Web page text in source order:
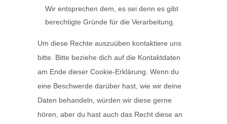
Wir entsprechen dem, es sei denn es gibt
berechtigte Gründe für die Verarbeitung.
Um diese Rechte auszuüben kontaktiere uns
bitte. Bitte beziehe dich auf die Kontaktdaten
am Ende dieser Cookie-Erklärung. Wenn du
eine Beschwerde darüber hast, wie wir deine
Daten behandeln, würden wir diese gerne
hören, aber du hast auch das Recht diese an